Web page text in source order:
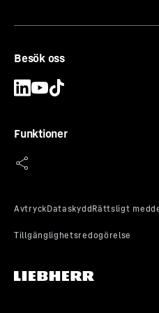
Intuitiv menynavigering
Bekvämlighet till hands:
självförklarande och styrs
röstkommandon på upp till
Besök oss
Funktioner